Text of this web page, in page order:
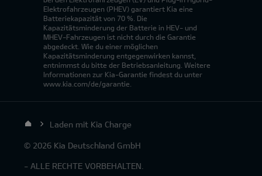
Elektrofahrzeugen (PHEV) garantiert Kia eine
Batteriekapazität von 70 %. Die
Kapazitätsminderung der Batterie in HEV- und
MHEV-Fahrzeugen ist nicht durch die Garantie
abgedeckt. Wie du einer möglichen
Kapazitätsminderung entgegenwirken kannst,
entnimmst du bitte der Betriebsanleitung. Weitere
Informationen zur Kia-Garantie findest du unter
www.kia.com/de/garantie.
Laden mit Kia Charge
© 2026 Kia Deutschland GmbH
- ALLE RECHTE VORBEHALTEN.